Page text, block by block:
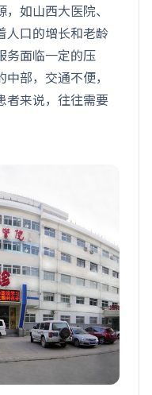
如山西大医院、
人口的增长和老龄
务面临一定的压
部，交通不便，
者来说，往往需要